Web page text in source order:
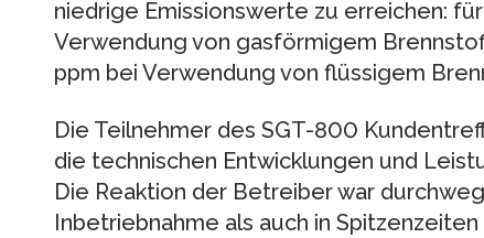
niedrige Emissionswerte zu erreichen:
Verwendung von gasförmigem
ppm bei Verwendung von flüssigem
Die Teilnehmer des SGT-800
die technischen Entwicklungen und
Die Reaktion der Betreiber war
Inbetriebnahme als auch in